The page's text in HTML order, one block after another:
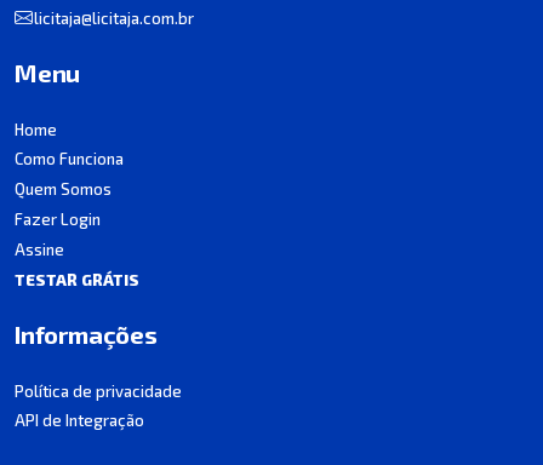
licitaja@licitaja.com.br
Menu
Home
Como Funciona
Quem Somos
Fazer Login
Assine
TESTAR GRÁTIS
Informações
Política de privacidade
API de Integração